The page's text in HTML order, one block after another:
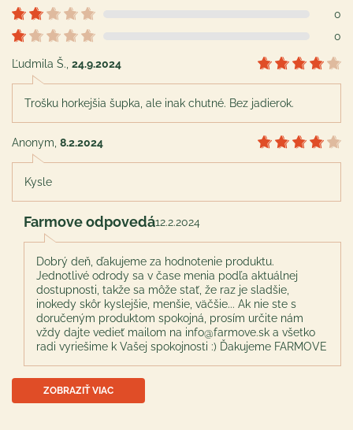
0
0
Ľudmila Š. 24.9.2024
Trošku horkejšia šupka, ale inak chutné. Bez jadierok.
Anonym 8.2.2024
Kysle
Farmove odpovedá12.2.2024
Dobrý deň, ďakujeme za hodnotenie produktu.
Jednotlivé odrody sa v čase menia podľa aktuálnej
dostupnosti, takže sa môže stať, že raz je sladšie,
inokedy skôr kyslejšie, menšie, väčšie... Ak nie ste s
doručeným produktom spokojná, prosím určite nám
vždy dajte vedieť mailom na info@farmove.sk a všetko
radi vyriešime k Vašej spokojnosti :) Ďakujeme FARMOVE
ZOBRAZIŤ VIAC